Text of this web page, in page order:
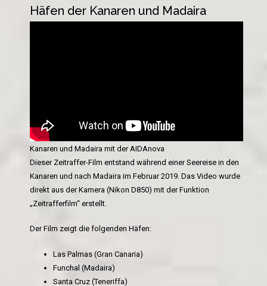
Häfen der Kanaren und Madaira
Kanaren und Madaira mit der AIDAnova
Dieser Zeitraffer-Film entstand während einer Seereise in den
Kanaren und nach Madaira im Februar 2019. Das Video wurde
direkt aus der Kamera (Nikon D850) mit der Funktion
„Zeitrafferfilm“ erstellt.
Der Film zeigt die folgenden Häfen:
Las Palmas (Gran Canaria)
Funchal (Madaira)
Santa Cruz (Teneriffa)